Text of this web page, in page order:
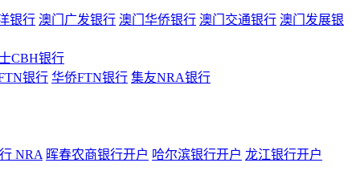
银行 澳门广发银行 澳门华侨银行 澳门交通银行 澳门发展银
CBH银行
银行 华侨FTN银行 集友NRA银行
NRA 晖春农商银行开户 哈尔滨银行开户 龙江银行开户